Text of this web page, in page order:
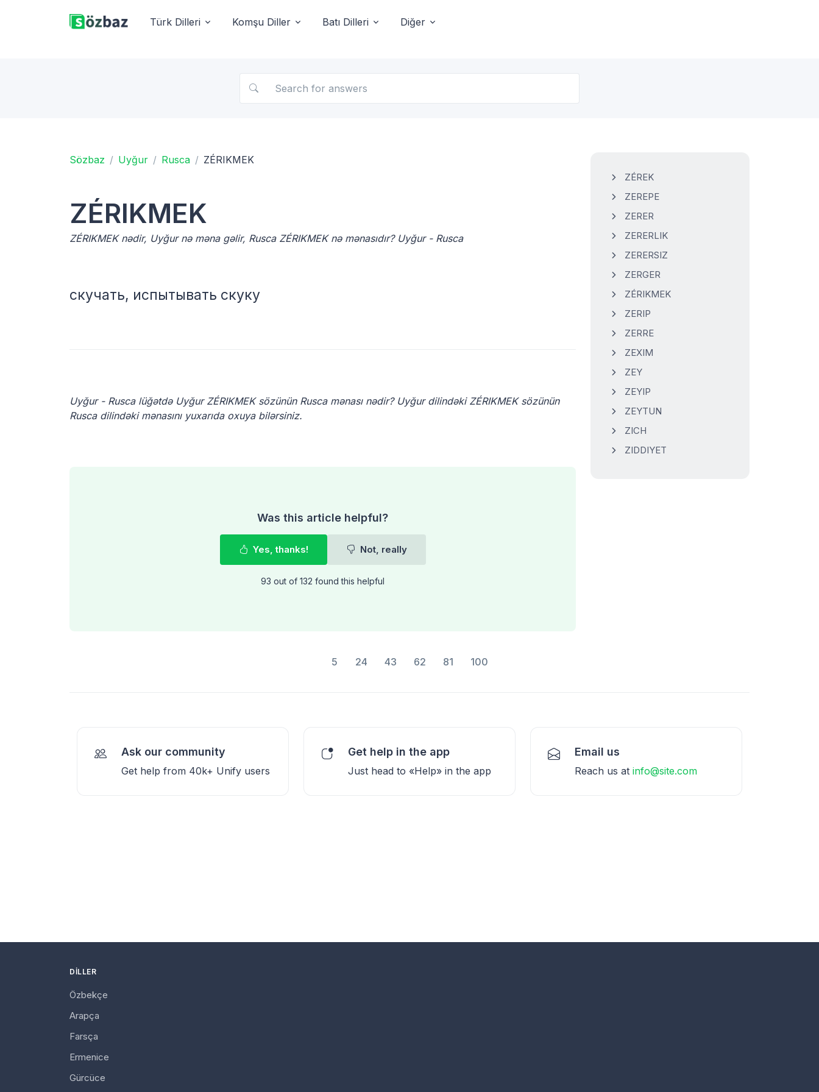
Türk Dilleri Komşu Diller Batı Dilleri Diğer
Sözbaz Uyğur Rusca ZÉRIKMEK
ZÉRIKMEK
ZÉRIKMEK nədir, Uyğur nə məna gəlir, Rusca ZÉRIKMEK nə mənasıdır? Uyğur - Rusca
скучать, испытывать скуку
Uyğur - Rusca lüğətdə Uyğur ZÉRIKMEK sözünün Rusca mənası nədir? Uyğur dilindəki ZÉRIKMEK sözünün
Rusca dilindəki mənasını yuxarıda oxuya bilərsiniz.
Was this article helpful?
Yes, thanks! Not, really
93 out of 132 found this helpful
ZÉREK
ZEREPE
ZERER
ZERERLIK
ZERERSIZ
ZERGER
ZÉRIKMEK
ZERIP
ZERRE
ZEXIM
ZEY
ZEYIP
ZEYTUN
ZICH
ZIDDIYET
5 24 43 62 81 100
Ask our community
Get help from 40k+ Unify users
Get help in the app
Just head to «Help» in the app
Email us
Reach us at info@site.com
DILLER
Özbekçe
Arapça
Farsça
Ermenice
Gürcüce